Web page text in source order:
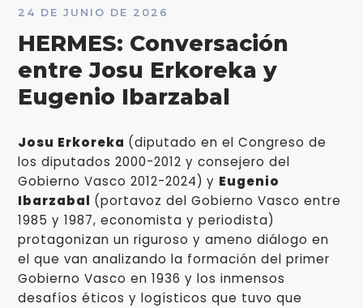
24 DE JUNIO DE 2026
HERMES: Conversación
entre Josu Erkoreka y
Eugenio Ibarzabal
Josu Erkoreka (diputado en el Congreso de
los diputados 2000-2012 y consejero del
Gobierno Vasco 2012-2024) y Eugenio
Ibarzabal (portavoz del Gobierno Vasco entre
1985 y 1987, economista y periodista)
protagonizan un riguroso y ameno diálogo en
el que van analizando la formación del primer
Gobierno Vasco en 1936 y los inmensos
desafíos éticos y logísticos que tuvo que